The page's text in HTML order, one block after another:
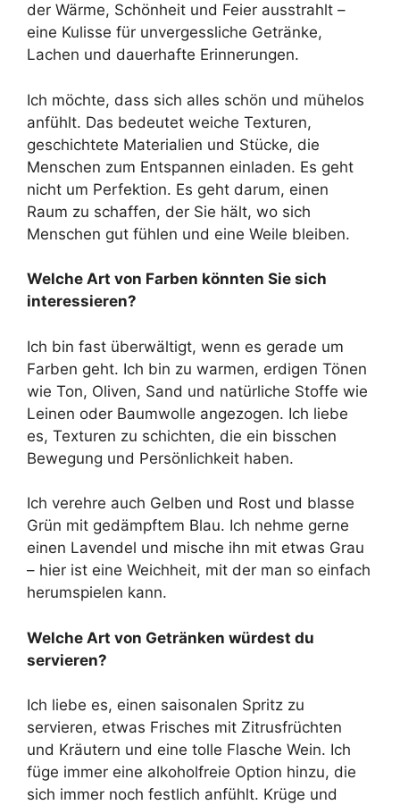
der Wärme, Schönheit und Feier ausstrahlt –
eine Kulisse für unvergessliche Getränke,
Lachen und dauerhafte Erinnerungen.
Ich möchte, dass sich alles schön und mühelos
anfühlt. Das bedeutet weiche Texturen,
geschichtete Materialien und Stücke, die
Menschen zum Entspannen einladen. Es geht
nicht um Perfektion. Es geht darum, einen
Raum zu schaffen, der Sie hält, wo sich
Menschen gut fühlen und eine Weile bleiben.
Welche Art von Farben könnten Sie sich
interessieren?
Ich bin fast überwältigt, wenn es gerade um
Farben geht. Ich bin zu warmen, erdigen Tönen
wie Ton, Oliven, Sand und natürliche Stoffe wie
Leinen oder Baumwolle angezogen. Ich liebe
es, Texturen zu schichten, die ein bisschen
Bewegung und Persönlichkeit haben.
Ich verehre auch Gelben und Rost und blasse
Grün mit gedämpftem Blau. Ich nehme gerne
einen Lavendel und mische ihn mit etwas Grau
– hier ist eine Weichheit, mit der man so einfach
herumspielen kann.
Welche Art von Getränken würdest du
servieren?
Ich liebe es, einen saisonalen Spritz zu
servieren, etwas Frisches mit Zitrusfrüchten
und Kräutern und eine tolle Flasche Wein. Ich
füge immer eine alkoholfreie Option hinzu, die
sich immer noch festlich anfühlt. Krüge und